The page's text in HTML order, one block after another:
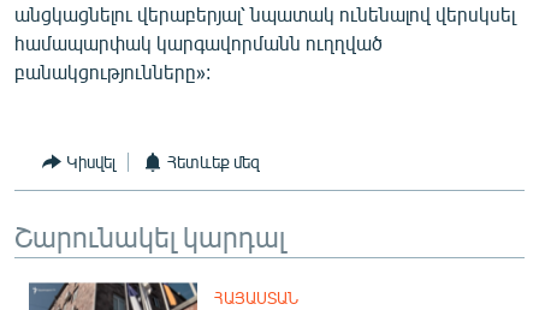
անցկացնելու վերաբերյալ՝ նպատակ ունենալով վերսկսել
համապարփակ կարգավորմանն ուղղված
բանակցությունները»:
Կիսվել Հետևեք մեզ
Շարունակել կարդալ
ՀԱՅԱՍՏԱՆ